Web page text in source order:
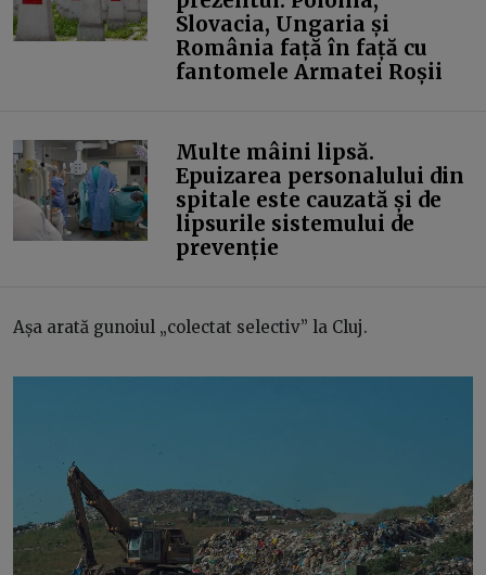
Slovacia, Ungaria și
România față în față cu
fantomele Armatei Roșii
Multe mâini lipsă.
Epuizarea personalului din
spitale este cauzată și de
lipsurile sistemului de
prevenție
Așa arată gunoiul „colectat selectiv” la Cluj.